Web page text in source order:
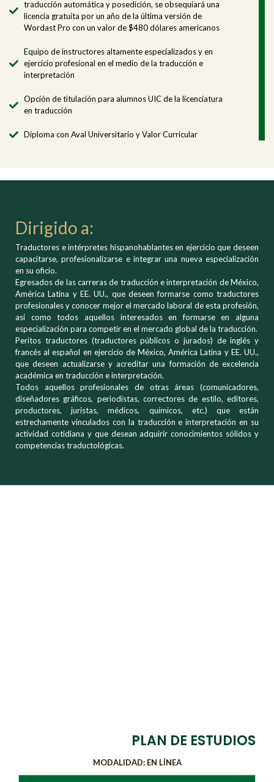
traducción automática y posedición, se obsequiará una
licencia gratuita por un año de la última versión de
Wordast Pro con un valor de $480 dólares americanos
Equipo de instructores altamente especializados y en
ejercicio profesional en el medio de la traducción e
interpretación
Opción de titulación para alumnos UIC de la licenciatura
en traducción
Diploma con Aval Universitario y Valor Curricular
Dirigido a:
Traductores e intérpretes hispanohablantes en ejercicio que deseen
capacitarse, profesionalizarse e integrar una nueva especialización
en su oficio.
Egresados de las carreras de traducción e interpretación de México,
América Latina y EE. UU., que deseen formarse como traductores
profesionales y conocer mejor el mercado laboral de esta profesión,
así como todos aquellos interesados en formarse en alguna
especialización para competir en el mercado global de la traducción.
Peritos traductores (traductores públicos o jurados) de inglés y
francés al español en ejercicio de México, América Latina y EE. UU.,
que deseen actualizarse y acreditar una formación de excelencia
académica en traducción e interpretación.
Todos aquellos profesionales de otras áreas (comunicadores,
diseñadores gráficos, periodistas, correctores de estilo, editores,
productores, juristas, médicos, químicos, etc.) que están
estrechamente vinculados con la traducción e interpretación en su
actividad cotidiana y que desean adquirir conocimientos sólidos y
competencias traductológicas.
PLAN DE ESTUDIOS
MODALIDAD: EN LÍNEA